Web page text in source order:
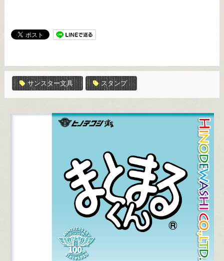
サンスター文具 スタンプ